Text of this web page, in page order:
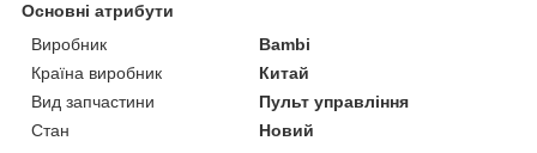
Основні атрибути
Виробник
Bambi
Країна виробник
Китай
Вид запчастини
Пульт управління
Стан
Новий